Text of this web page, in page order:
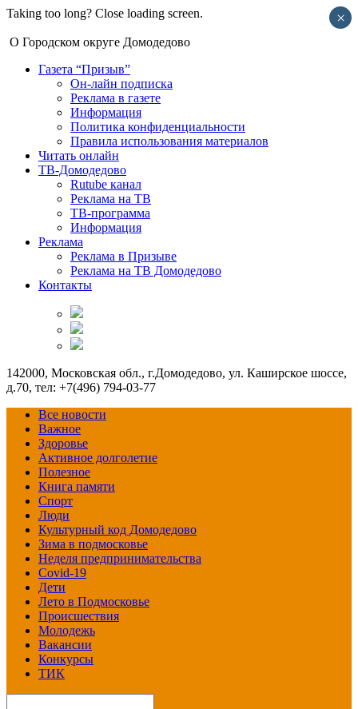
Taking too long? Close loading screen.
О Городском округе Домодедово
Газета “Призыв”
Он-лайн подписка
Реклама в газете
Информация
Политика конфиденциальности
Правила использования материалов
Читать онлайн
ТВ-Домодедово
Rutube канал
Реклама на ТВ
ТВ-программа
Информация
Реклама
Реклама в Призыве
Реклама на ТВ Домодедово
Контакты
142000, Московская обл., г.Домодедово, ул. Каширское шоссе,
д.70, тел: +7(496) 794-03-77
Все новости
Важное
Здоровье
Активное долголетие
Полезное
Книга памяти
Спорт
Люди
Культурный код Домодедово
Зима в подмосковье
Неделя предпринимательства
Covid-19
Дети
Лето в Подмосковье
Происшествия
Молодежь
Вакансии
Конкурсы
ТИК
×